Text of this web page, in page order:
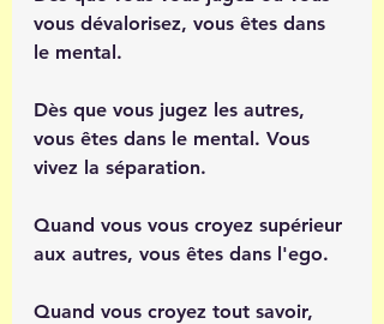
vous dévalorisez, vous êtes dans
le mental.
Dès que vous jugez les autres,
vous êtes dans le mental. Vous
vivez la séparation.
Quand vous vous croyez supérieur
aux autres, vous êtes dans l'ego.
Quand vous croyez tout savoir,